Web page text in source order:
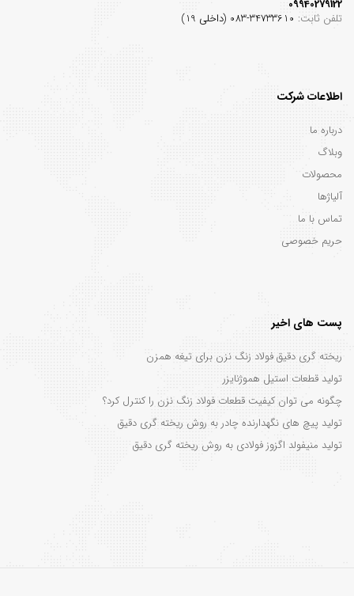
09940279122
تلفن ثابت: 34733610-083 (داخلی 19)
اطلاعات شرکت
درباره ما
وبلاگ
محصولات
آلیاژها
تماس با ما
حریم خصوصی
پست های اخیر
ریخته گری دقیق فولاد زنگ نزن برای تیغه همزن
تولید قطعات استیل هموژنایزر
چگونه می توان کیفیت قطعات فولاد زنگ نزن را کنترل کرد؟
تولید پیچ های نگهدارنده چادر به روش ریخته گری دقیق
تولید منیفولد اگزوز فولادی به روش ریخته گری دقیق